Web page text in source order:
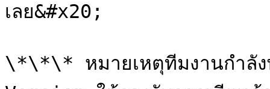
เลย&#x20;
\*\*\* หมายเหตุทีมงานกำลัง